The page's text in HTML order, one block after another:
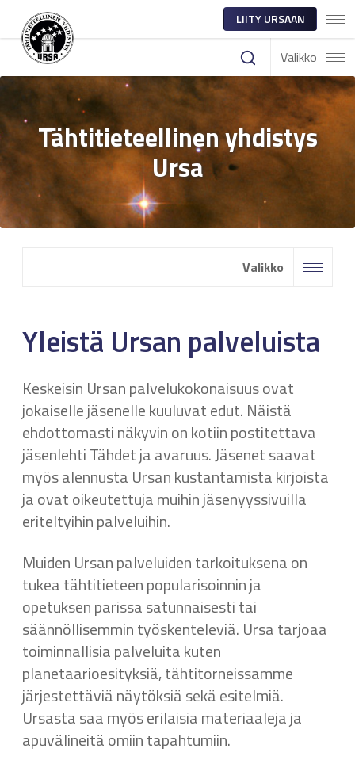
LIITY URSAAN
Valikko
Tähtitieteellinen yhdistys
Ursa
Valikko
Yleistä Ursan palveluista
Keskeisin Ursan palvelukokonaisuus ovat
jokaiselle jäsenelle kuuluvat edut. Näistä
ehdottomasti näkyvin on kotiin postitettava
jäsenlehti Tähdet ja avaruus. Jäsenet saavat
myös alennusta Ursan kustantamista kirjoista
ja ovat oikeutettuja muihin jäsenyyssivuilla
eriteltyihin palveluihin.
Muiden Ursan palveluiden tarkoituksena on
tukea tähtitieteen popularisoinnin ja
opetuksen parissa satunnaisesti tai
säännöllisemmin työskenteleviä. Ursa tarjoaa
toiminnallisia palveluita kuten
planetaarioesityksiä, tähtitorneissamme
järjestettäviä näytöksiä sekä esitelmiä.
Ursasta saa myös erilaisia materiaaleja ja
apuvälineitä omiin tapahtumiin.